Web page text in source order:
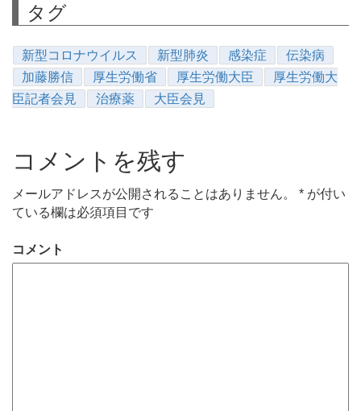
タグ
新型コロナウイルス 新型肺炎 感染症
伝染病
加藤勝信
厚生労働省 厚生労働大臣
厚生労働大
臣記者会見
治療薬 大臣会見
コメントを残す
メールアドレスが公開されることはありません。 * が付い
ている欄は必須項目です
コメント